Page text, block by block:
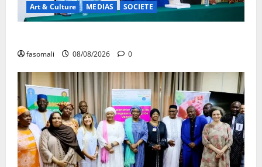
Art & Culture MEDIAS SOCIETE
fasomali 08/08/2026 0